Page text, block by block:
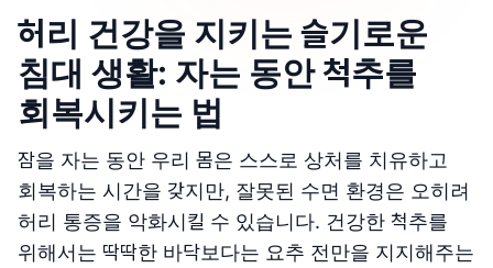
허리 건강을 지키는 슬기로운
침대 생활: 자는 동안 척추를
회복시키는 법
잠을 자는 동안 우리 몸은 스스로 상처를 치유하고
회복하는 시간을 갖지만, 잘못된 수면 환경은 오히려
허리 통증을 악화시킬 수 있습니다. 건강한 척추를
위해서는 딱딱한 바닥보다는 요추 전만을 지지해주는